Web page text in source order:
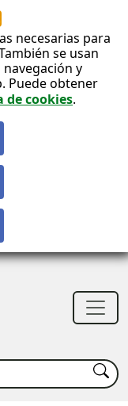
necesarias para
se usan
y
Puede obtener
de cookies.
Buscar